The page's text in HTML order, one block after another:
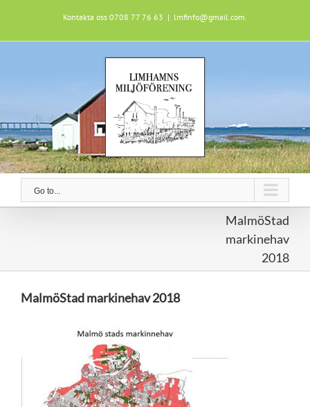
content
Kontakta oss 0708 77 76 63 | lmfinfo@gmail.com.
Go to...
MalmöStad
markinehav
2018
MalmöStad markinehav 2018